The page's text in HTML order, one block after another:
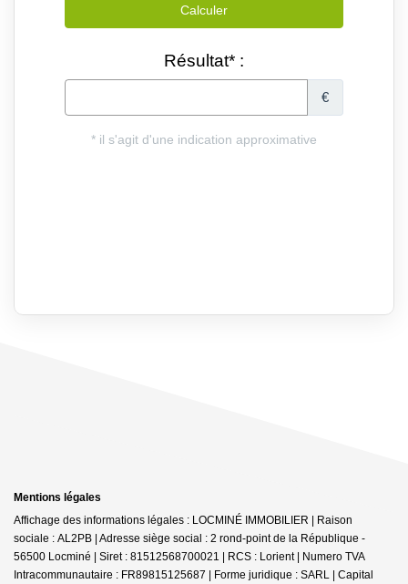
Mentions légales
Affichage des informations légales : LOCMINÉ IMMOBILIER | Raison
sociale : AL2PB | Adresse siège social : 2 rond-point de la République -
56500 Locminé | Siret : 81512568700021 | RCS : Lorient | Numero TVA
Intracommunautaire : FR89815125687 | Forme juridique : SARL | Capital